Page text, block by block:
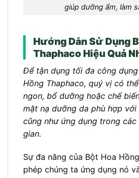
giúp dưỡng ẩm, làm
Hướng Dẫn Sử Dụng
Thaphaco Hiệu Quả
Để tận dụng tối đa công
Hồng Thaphaco, quý vị có
ngon, bổ dưỡng hoặc chế
mặt nạ dưỡng da phù hợp
cũng như ứng dụng trong
gian.
Sự đa năng của Bột Hoa
phép chúng ta ứng dụng nó